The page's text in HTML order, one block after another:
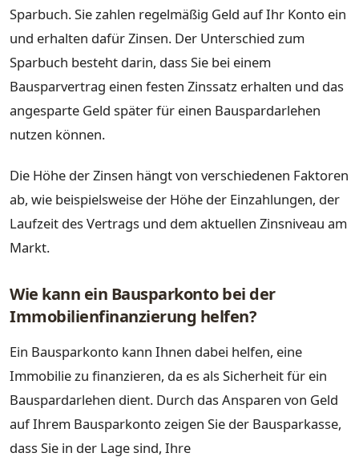
Sparbuch. Sie zahlen regelmäßig Geld auf Ihr Konto ein
und erhalten dafür Zinsen. Der Unterschied zum
Sparbuch besteht darin, dass Sie bei einem
Bausparvertrag einen festen Zinssatz erhalten und das
angesparte Geld später für einen Bauspardarlehen
nutzen können.
Die Höhe der Zinsen hängt von verschiedenen Faktoren
ab, wie beispielsweise der Höhe der Einzahlungen, der
Laufzeit des Vertrags und dem aktuellen Zinsniveau am
Markt.
Wie kann ein Bausparkonto bei der
Immobilienfinanzierung helfen?
Ein Bausparkonto kann Ihnen dabei helfen, eine
Immobilie zu finanzieren, da es als Sicherheit für ein
Bauspardarlehen dient. Durch das Ansparen von Geld
auf Ihrem Bausparkonto zeigen Sie der Bausparkasse,
dass Sie in der Lage sind, Ihre